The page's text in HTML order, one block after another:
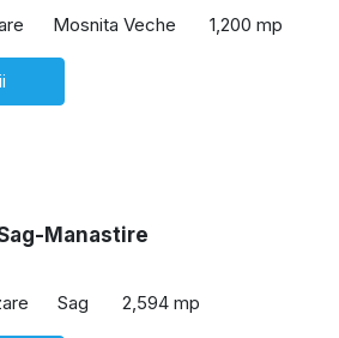
Mosnita Veche 1,200 mp
Manastire
Sag 2,594 mp